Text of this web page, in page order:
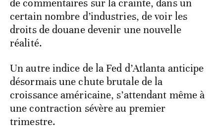
de commentaires sur la crainte, dans un
certain nombre d’industries, de voir les
droits de douane devenir une nouvelle
réalité.
Un autre indice de la Fed d’Atlanta anticipe
désormais une chute brutale de la
croissance américaine, s’attendant même à
une contraction sévère au premier
trimestre.